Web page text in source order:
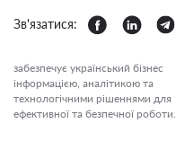
Зв'язатися:
забезпечує український бізнес
інформацією, аналітикою та
технологічними рішеннями для
ефективної та безпечної роботи.